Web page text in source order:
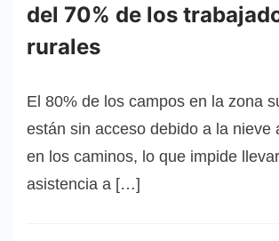
del 70% de los
rurales
El 80% de los campos en la zona
están sin acceso debido a la nieve
en los caminos, lo que impide
asistencia a […]